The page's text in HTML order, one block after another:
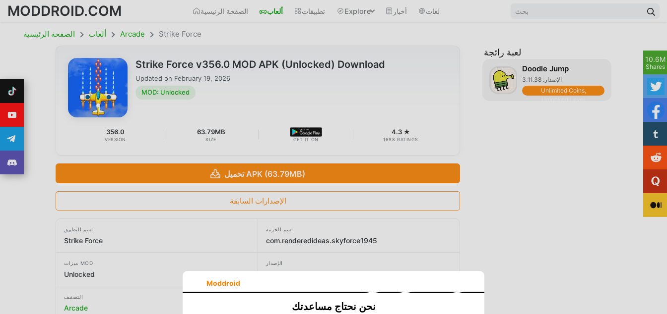
MODDROID.COM الصفحة الرئيسية ألعاب تطبيقات Explore أخبار لغات
الصفحة الرئيسية ألعاب Arcade Strike Force
Strike Force v356.0 MOD APK (Unlocked) Download
Updated on February 19, 2026
MOD: Unlocked
356.0
VERSION
63.79MB
SIZE GET IT ON
4.3 ★
1698 RATINGS
تحميل APK (63.79MB)
الإصدارات السابقة
اسم التطبيق
Strike Force
اسم الحزمة
com.renderedideas.skyforce1945
ميزات MOD
Unlocked
الإصدار
التصنيف
Arcade Rendered Ideas
لعبة رائجة
Doodle Jump
الإصدار: 3.11.38
Unlimited Coins,
Moddroid
نحن نحتاج مساعدتك
10.6M
Shares